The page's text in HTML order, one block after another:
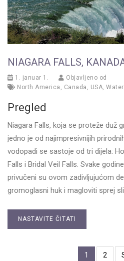
NIAGARA FALLS,
1. januar 1.
Objavljeno od
North America
Canada USA
Pregled
Niagara Falls, koja se proteže duž
jedno je od najimpresivnijih
vodopadi se sastoje od tri dijela:
Falls i Bridal Veil Falls. Svake
privučeni su ovom zadivljujućom
gromoglasni huk i magloviti sprej
NASTAVITE ČITATI
1 2